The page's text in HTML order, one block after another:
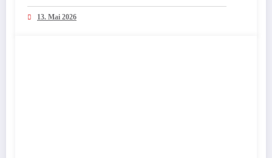
Medizin – Medicare testet ambitionierte
Kostenkontrolle
13. Mai 2026